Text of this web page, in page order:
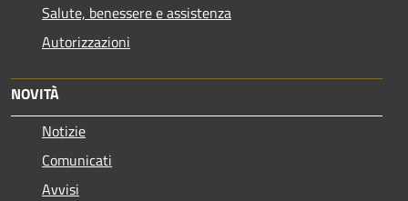
Salute, benessere e assistenza
Autorizzazioni
NOVITÀ
Notizie
Comunicati
Avvisi